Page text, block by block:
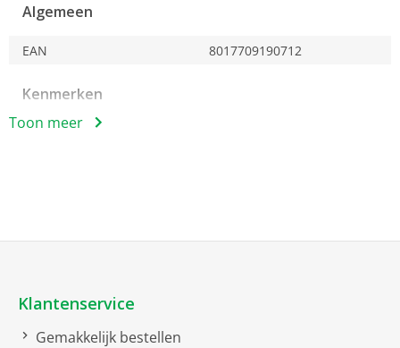
Algemeen
EAN 8017709190712
Kenmerken
Centreren van
Netto afmetingen
netto breedte
Toon meer
Klantenservice
Gemakkelijk bestellen